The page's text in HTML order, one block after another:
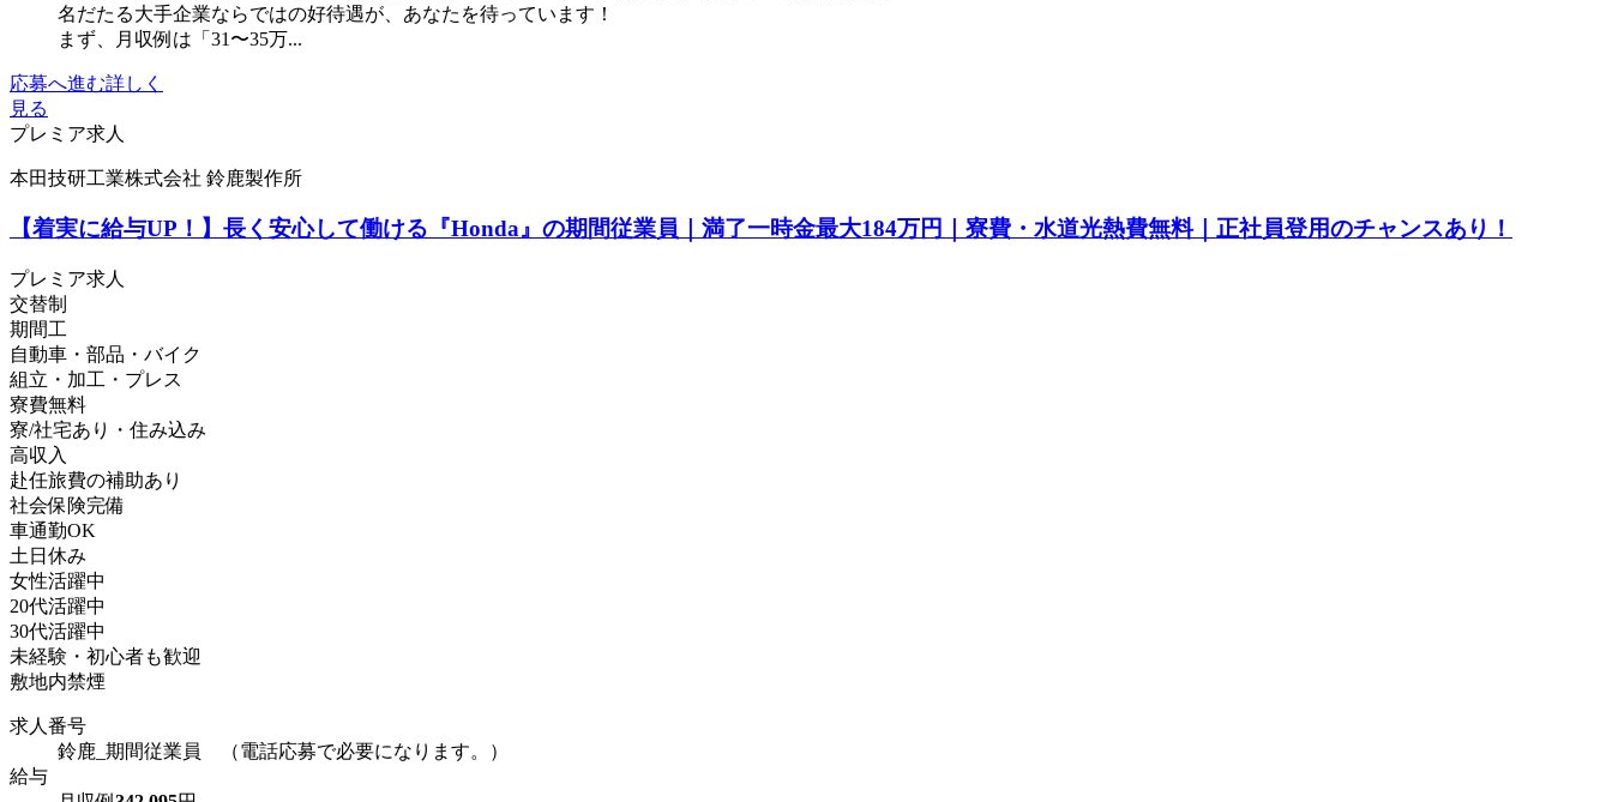
名だたる大手企業ならではの好待遇が、あなたを待っています！
まず、月収例は「31〜35万...
応募へ進む詳しく
見る
プレミア求人
本田技研工業株式会社 鈴鹿製作所
【着実に給与UP！】長く安心して働ける『Honda』の期間従業員｜満了一時金最大184万円｜寮費・水道光熱費無料｜正社員登用のチャンスあり！
プレミア求人
交替制
期間工
自動車・部品・バイク
組立・加工・プレス
寮費無料
寮/社宅あり・住み込み
高収入
赴任旅費の補助あり
社会保険完備
車通勤OK
土日休み
女性活躍中
20代活躍中
30代活躍中
未経験・初心者も歓迎
敷地内禁煙
求人番号
鈴鹿_期間従業員 （電話応募で必要になります。）
給与